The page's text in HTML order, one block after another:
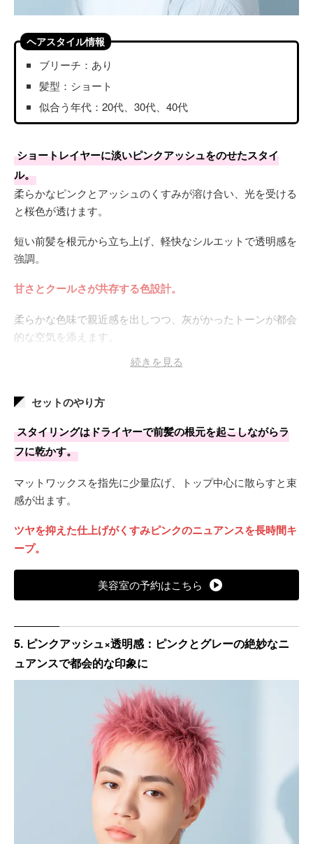
ヘアスタイル情報
ブリーチ：あり
髪型：ショート
似合う年代：20代、30代、40代
ショートレイヤーに淡いピンクアッシュをのせたスタイ
ル。
柔らかなピンクとアッシュのくすみが溶け合い、光を受ける
と桜色が透けます。
短い前髪を根元から立ち上げ、軽快なシルエットで透明感を
強調。
甘さとクールさが共存する色設計。
柔らかな色味で親近感を出しつつ、灰がかったトーンが都会
的な空気を添えます。
コンパクトなフォルムが顔周りを締め、淡い発色が軽やかさ
ピンクは抜けやすく、二週間ほどでアッシュグレー寄りへ変
化。
ぬるま湯洗いと紫外線対策が色持ちのポイント。
続きを見る
セットのやり方
スタイリングはドライヤーで前髪の根元を起こしながらラ
フに乾かす。
マットワックスを指先に少量広げ、トップ中心に散らすと束
感が出ます。
ツヤを抑えた仕上げがくすみピンクのニュアンスを長時間キ
ープ。
美容室の予約はこちら
5. ピンクアッシュ×透明感：ピンクとグレーの絶妙なニ
ュアンスで都会的な印象に